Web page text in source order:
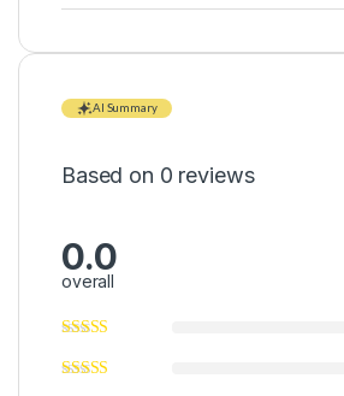
AI Summary
Based on 0 reviews
0.0
overall